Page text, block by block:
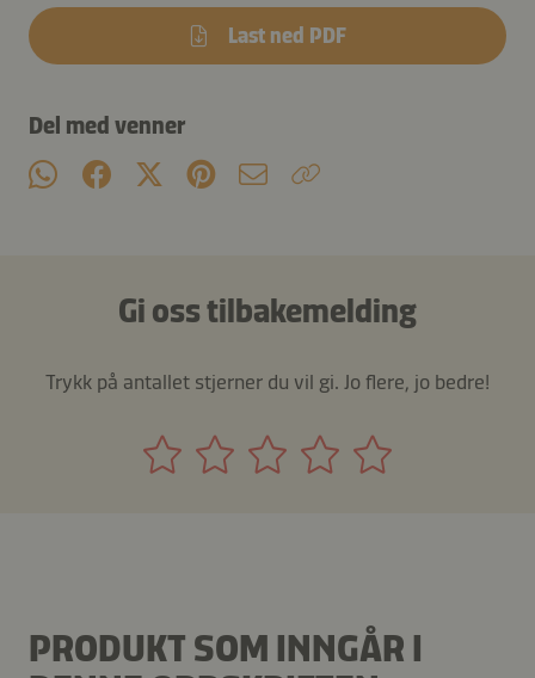
Last ned PDF
Del med venner
Gi oss tilbakemelding
Trykk på antallet stjerner du vil gi. Jo flere, jo bedre!
PRODUKT SOM INNGÅR I